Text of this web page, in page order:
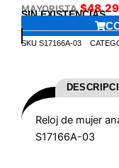
MAYORISTA $
SIN EXISTENCIAS
SKU S17166A-03
Reloj de mujer
S17166A-03